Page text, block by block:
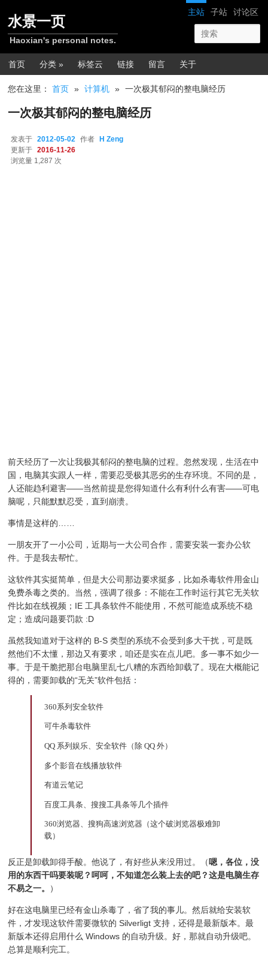
网站导航
主站 子站 讨论区
水景一页
Haoxian's personal notes.
主菜单
首页 分类 » 标签云 链接 留言 关于
您在这里：首页 » 计算机 » 一次极其郁闷的整电脑经历
一次极其郁闷的整电脑经历
发表于 2012-05-02 作者
H Zeng
更新于
2016-11-26
浏览量 1,287 次
前天经历了一次让我极其郁闷的整电脑的过程。忽然发现，生活在中
国，电脑其实跟人一样，需要忍受极其恶劣的生存环境。不同的是，
人还能趋利避害——当然前提是您得知道什么有利什么有害——可电
脑呢，只能默默忍受，直到崩溃。
事情是这样的……
一朋友开了一小公司，近期与一大公司合作，需要安装一套办公软
件。于是我去帮忙。
这软件其实挺简单，但是大公司那边要求挺多，比如杀毒软件用金山
免费杀毒之类的。当然，强调了很多：不能在工作时运行其它无关软
件比如在线视频；IE 工具条软件不能使用，不然可能造成系统不稳
定；造成问题要罚款 :D
虽然我知道对于这样的 B-S 类型的系统不会受到多大干扰，可是既
然他们不太懂，那边又有要求，咱还是实在点儿吧。多一事不如少一
事。于是干脆把那台电脑里乱七八糟的东西给卸载了。现在大概能记
得的，需要卸载的“无关”软件包括：
360系列安全软件
可牛杀毒软件
QQ 系列娱乐、安全软件（除 QQ 外）
多个影音在线播放软件
有道云笔记
百度工具条、搜搜工具条等几个插件
360浏览器、搜狗高速浏览器（这个破浏览器极难卸
载）
反正是卸载卸得手酸。他说了，有好些从来没用过。（嗯，各位，没
用的东西干吗要装呢？呵呵，不知道怎么装上去的吧？这是电脑生存
不易之一。 ）
好在这电脑里已经有金山杀毒了，省了我的事儿。然后就给安装软
件，才发现这软件需要微软的 Silverligt 支持，还得是最新版本。最
新版本还得启用什么 Windows 的自动升级。好，那就自动升级吧。
总算是顺利完工。